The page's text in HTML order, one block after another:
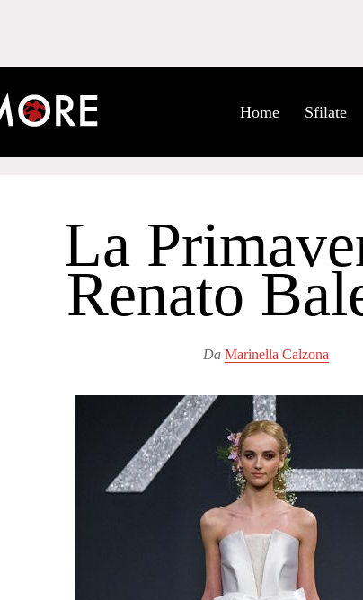
Home Sfilate
La
Renato
Da Marinella Calzona